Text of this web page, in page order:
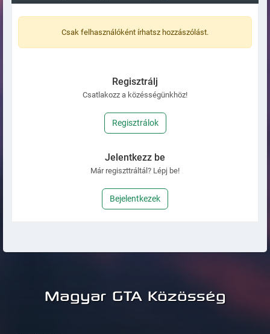
Csak felhasználóként írhatsz hozzászólást.
Regisztrálj
Csatlakozz a közésségünkhöz!
Regisztrálok
Jelentkezz be
Már regiszttráltál? Lépj be!
Bejelentkezek
Magyar GTA Közösség